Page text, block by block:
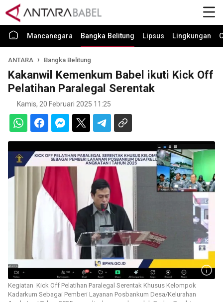
Mancanegara Bangka Belitung Lipsus Lingkungan
ANTARA Bangka Belitung
Kakanwil Kemenkum Babel ikuti Kick Off
Pelatihan Paralegal Serentak
Kamis, 20 Februari 2025 11:25
Kegiatan Kick Off Pelatihan Paralegal Serentak Khusus Kelompok
Kadarkum Sebagai Pemberi Layanan Posbankum Desa/Kelurahan